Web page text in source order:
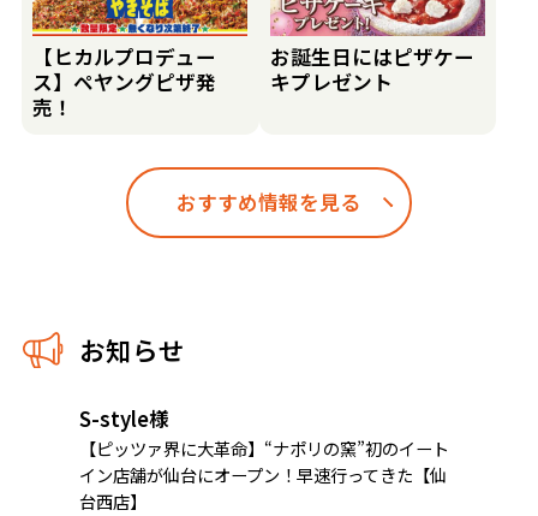
【ヒカルプロデュー
ス】ペヤングピザ発
売！
お誕生日にはピザケー
キプレゼント
おすすめ情報を見る
お知らせ
S-style様
【ピッツァ界に大革命】“ナポリの窯”初のイート
イン店舗が仙台にオープン！早速行ってきた【仙
台西店】